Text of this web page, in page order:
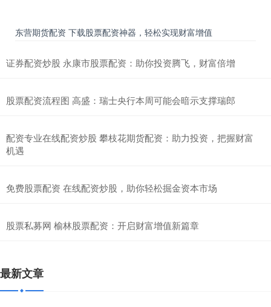
东营期货配资 下载股票配资神器，轻松实现财富增值
证券配资炒股 永康市股票配资：助你投资腾飞，财富倍增
股票配资流程图 高盛：瑞士央行本周可能会暗示支撑瑞郎
配资专业在线配资炒股 攀枝花期货配资：助力投资，把握财富
机遇
免费股票配资 在线配资炒股，助你轻松掘金资本市场
股票私募网 榆林股票配资：开启财富增值新篇章
最新文章